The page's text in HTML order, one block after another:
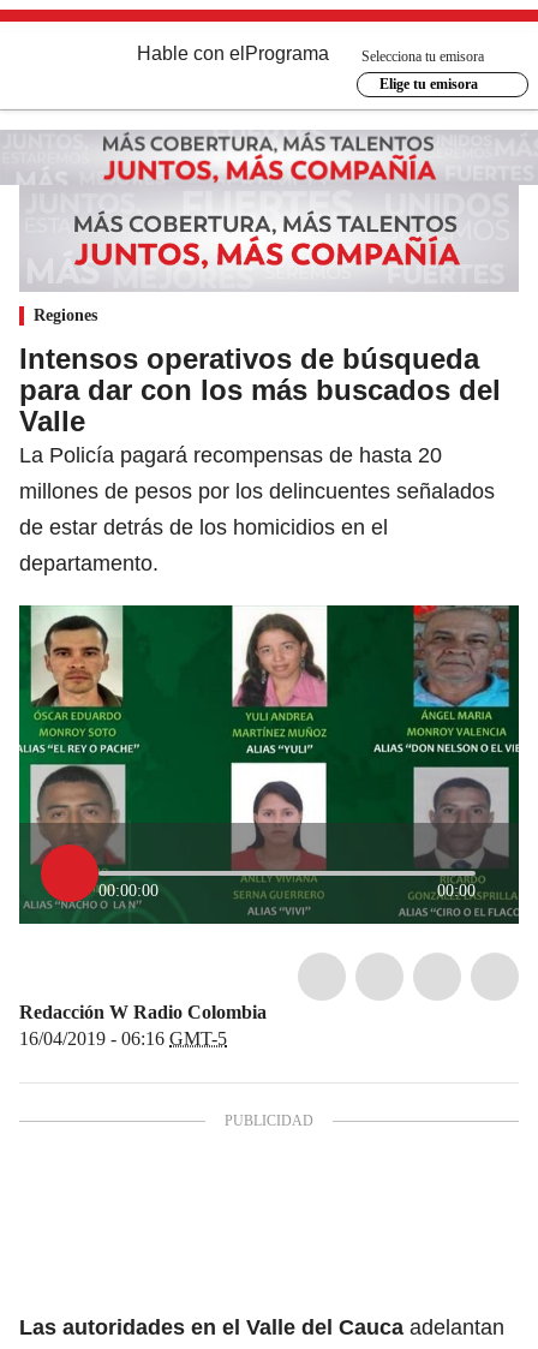
Hable con el Programa
Selecciona tu emisora
Elige tu emisora
Regiones
Intensos operativos de búsqueda
para dar con los más buscados del
Valle
La Policía pagará recompensas de hasta 20
millones de pesos por los delincuentes señalados
de estar detrás de los homicidios en el
departamento.
00:00:00 00:00
Redacción W Radio Colombia
16/04/2019 - 06:16 GMT-5
Las autoridades en el Valle del Cauca adelantan